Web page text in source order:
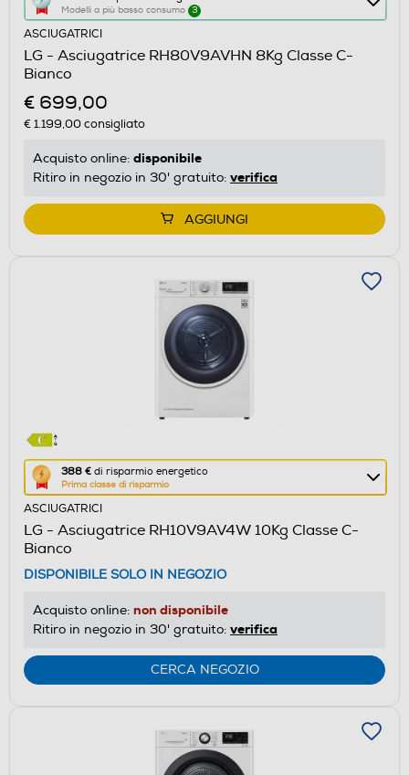
Modelli a più basso consumo 3
azione
aprirà
il
Calcolatore
di
risparmio
energetico
di
ASCIUGATRICI
LG - Asciugatrice RH80V9AVHN 8Kg Classe C-
Bianco
€ 699,00
€ 1.199,00consigliato
Acquisto online: disponibile
Ritiro in negozio in 30' gratuito: verifica
AGGIUNGI
388 € di risparmio energetico
Prima classe di risparmio
Questa
azione
aprirà
il
Calcolatore
di
risparmio
energetico
Youreko.
ASCIUGATRICI
LG - Asciugatrice RH10V9AV4W 10Kg Classe C-
Bianco
DISPONIBILE SOLO IN NEGOZIO
Acquisto online: non disponibile
Ritiro in negozio in 30' gratuito: verifica
CERCA NEGOZIO